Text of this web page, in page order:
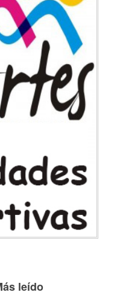
leído